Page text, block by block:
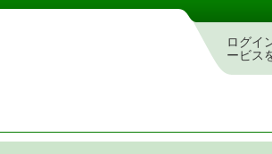
システム
ログイ
ービス